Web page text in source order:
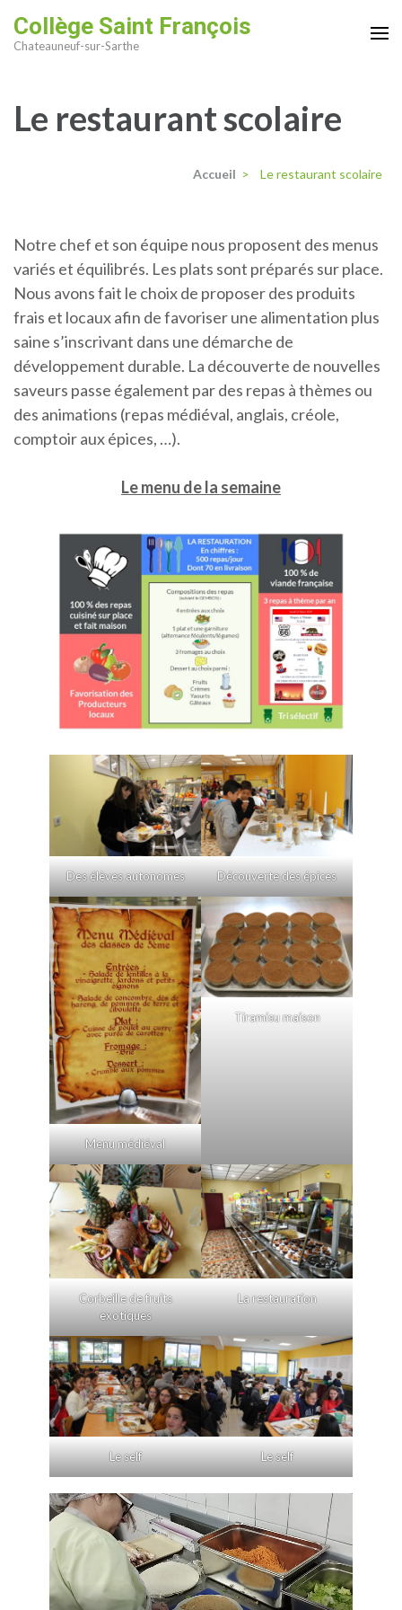
au
Entrée)
Collège Saint François
Chateauneuf-sur-Sarthe
Le restaurant scolaire
Accueil > Le restaurant scolaire
Notre chef et son équipe nous proposent des menus
variés et équilibrés. Les plats sont préparés sur place.
Nous avons fait le choix de proposer des produits
frais et locaux afin de favoriser une alimentation plus
saine s’inscrivant dans une démarche de
développement durable. La découverte de nouvelles
saveurs passe également par des repas à thèmes ou
des animations (repas médiéval, anglais, créole,
comptoir aux épices, …).
Le menu de la semaine
Des élèves autonomes Découverte des épices
Menu médiéval
Tiramisu maison
Corbeille de fruits
exotiques
La restauration
Le self Le self